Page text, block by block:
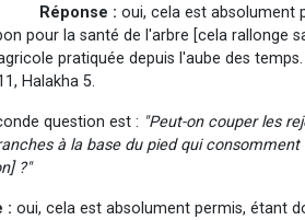
Réponse : oui, cela est absolument
pour la santé de l'arbre [cela rallonge
pratiquée depuis l'aube des
Halakha 5.
question est : "Peut-on couper les
à la base du pied qui
?"
: oui, cela est absolument permis, étant